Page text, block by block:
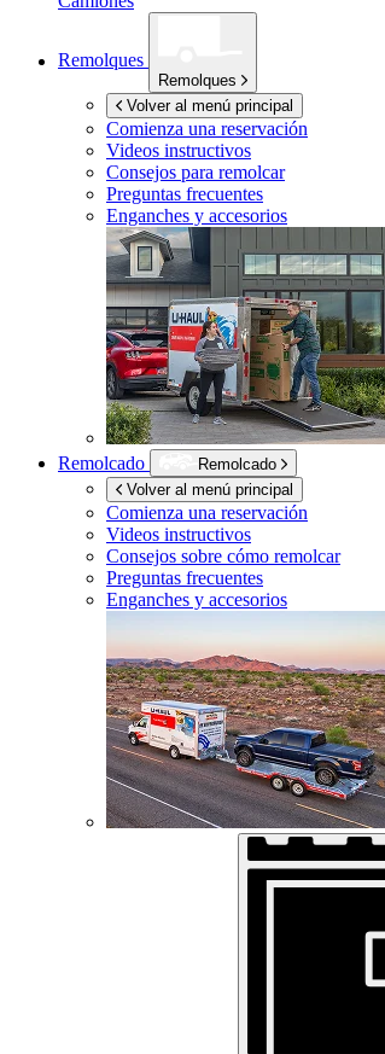
Remolques
Remolques
Volver al menú principal
Comienza una reservación
Videos instructivos
Consejos para remolcar
Preguntas frecuentes
Enganches y accesorios
Remolcado
Remolcado
Volver al menú principal
Comienza una reservación
Videos instructivos
Consejos sobre cómo remolcar
Preguntas frecuentes
Enganches y accesorios